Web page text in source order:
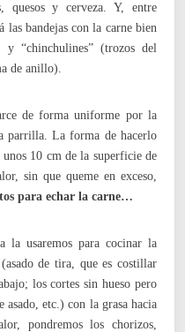
quesos y cerveza. Y, entre
las bandejas con la carne bien
“chinchulines” (trozos del
de anillo).
de forma uniforme por la
parrilla. La forma de hacerlo
10 cm de la superficie de
sin que queme en exceso,
para echar la carne…
la usaremos para cocinar la
de tira, que es costillar
los cortes sin hueso pero
asado, etc.) con la grasa hacia
pondremos los chorizos,